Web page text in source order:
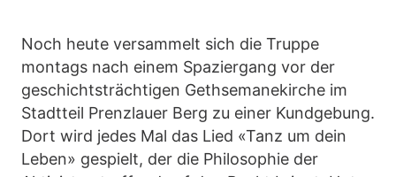
Noch heute versammelt sich die Truppe
montags nach einem Spaziergang vor der
geschichtsträchtigen Gethsemanekirche im
Stadtteil Prenzlauer Berg zu einer Kundgebung.
Dort wird jedes Mal das Lied «Tanz um dein
Leben» gespielt, der die Philosophie der